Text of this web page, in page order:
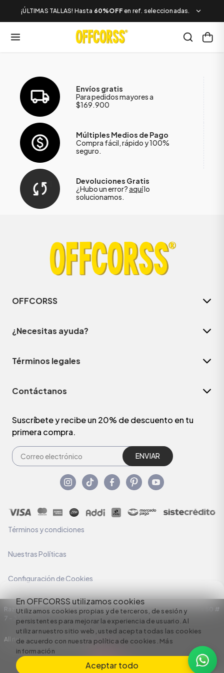
¡ÚLTIMAS TALLAS! Hasta 60%OFF en ref. seleccionadas.
En OFFCORSS utilizamos cookies
Utilizamos cookies propias y de terceros, de sesión y
persistentes para mejorar la experiencia de usuario. Al
utilizar nuestro sitio web, usted acepta todas las cookies
de acuerdo con nuestra política de cookies. Más
información
Aceptar todo
Envíos gratis
Para pedidos mayores a
$169.900
Múltiples Medios de Pago
Compra fácil, rápido y 100%
seguro.
Devoluciones Gratis
¿Hubo un error?aquílo
solucionamos.
OFFCORSS
¿Necesitas ayuda?
Términos legales
Contáctanos
Suscríbete y recibe un 20% de descuento en tu
primera compra.
ENVIAR
Términos y condiciones
Nuestras Políticas
Configuración de Cookies
Razón Social: C.I HERMECO S.A. NIT: 890924167-6 Dirección: Carrera 50 #
7 – 35
All rights reserved empowered by